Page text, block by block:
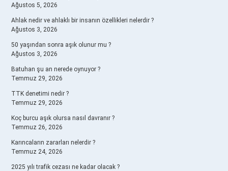
Ağustos 5, 2026
Ahlak nedir ve ahlaklı bir insanın özellikleri nelerdir ?
Ağustos 3, 2026
50 yaşından sonra aşık olunur mu ?
Ağustos 3, 2026
Batuhan şu an nerede oynuyor ?
Temmuz 29, 2026
TTK denetimi nedir ?
Temmuz 29, 2026
Koç burcu aşık olursa nasıl davranır ?
Temmuz 26, 2026
Karıncaların zararları nelerdir ?
Temmuz 24, 2026
2025 yılı trafik cezası ne kadar olacak ?